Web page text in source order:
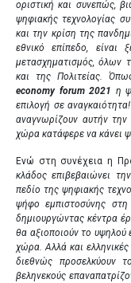
οριστική και συνεπώς,
ψηφιακής τεχνολογίας
και την κρίση της
εθνικό επίπεδο, είναι
μετασχηματισμός, όλων
και της Πολιτείας.
economy forum 2021 η
επιλογή σε
αναγνωρίζουν αυτήν
χώρα κατάφερε να κάνει
Ενώ στη συνέχεια η
κλάδος επιβεβαιώνει
πεδίο της ψηφιακής
ψήφο εμπιστοσύνης
δημιουργώντας κέντρα
θα αξιοποιούν το υψηλού
χώρα. Αλλά και ελληνικές
διεθνώς προσελκύουν
βεληνεκούς